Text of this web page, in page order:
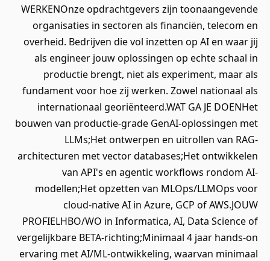
WERKENOnze opdrachtgevers zijn toonaangevende
organisaties in sectoren als financiën, telecom en
overheid. Bedrijven die vol inzetten op AI en waar jij
als engineer jouw oplossingen op echte schaal in
productie brengt, niet als experiment, maar als
fundament voor hoe zij werken. Zowel nationaal als
internationaal georiënteerd.WAT GA JE DOENHet
bouwen van productie-grade GenAI-oplossingen met
LLMs;Het ontwerpen en uitrollen van RAG-
architecturen met vector databases;Het ontwikkelen
van API's en agentic workflows rondom AI-
modellen;Het opzetten van MLOps/LLMOps voor
cloud-native AI in Azure, GCP of AWS.JOUW
PROFIELHBO/WO in Informatica, AI, Data Science of
vergelijkbare BETA-richting;Minimaal 4 jaar hands-on
ervaring met AI/ML-ontwikkeling, waarvan minimaal